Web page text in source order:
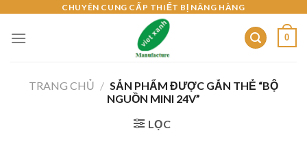
content
CHUYÊN CUNG CẤP THIẾT BỊ NÂNG HÀNG
0
TRANG CHỦ / SẢN PHẨM ĐƯỢC GẮN THẺ “BỘ
NGUỒN MINI 24V”
LỌC